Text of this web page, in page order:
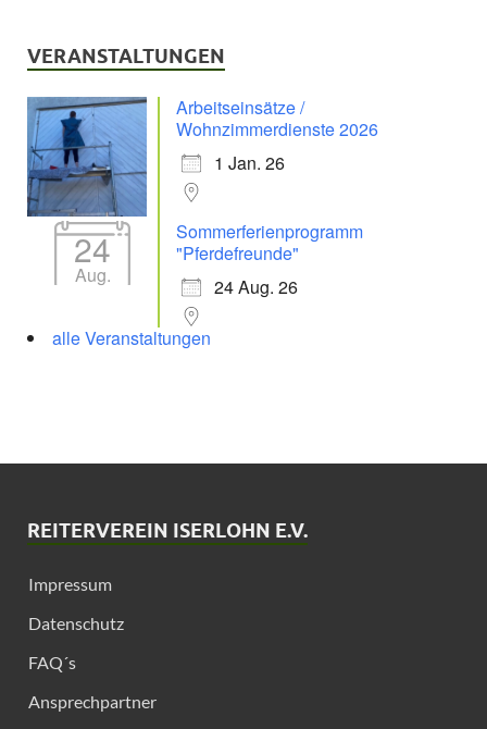
VERANSTALTUNGEN
Arbeitseinsätze /
Wohnzimmerdienste 2026
1 Jan. 26
24
Aug.
Sommerferienprogramm
"Pferdefreunde"
24 Aug. 26
alle Veranstaltungen
REITERVEREIN ISERLOHN E.V.
Impressum
Datenschutz
FAQ´s
Ansprechpartner